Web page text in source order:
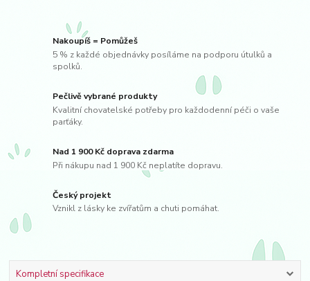
Nakoupíš = Pomůžeš
5 % z každé objednávky posíláme na podporu útulků a
spolků.
Pečlivě vybrané produkty
Kvalitní chovatelské potřeby pro každodenní péči o vaše
parťáky.
Nad 1 900 Kč doprava zdarma
Při nákupu nad 1 900 Kč neplatíte dopravu.
Český projekt
Vznikl z lásky ke zvířatům a chuti pomáhat.
Kompletní specifikace